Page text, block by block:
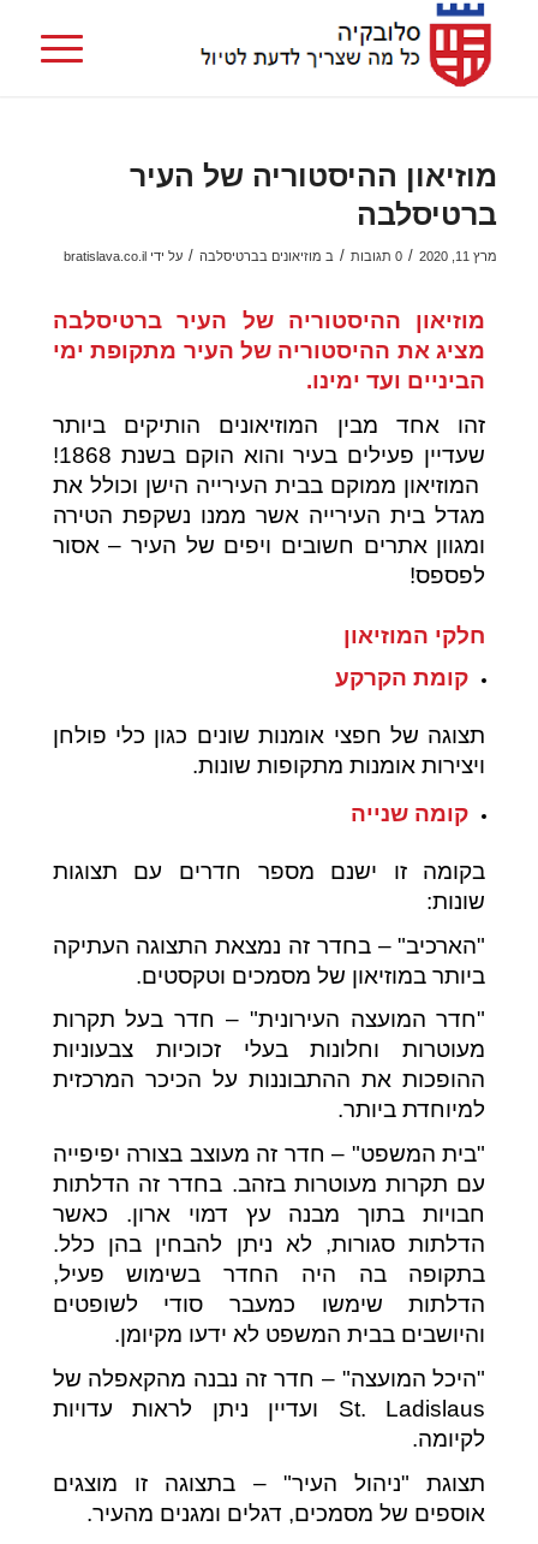
מוזיאון ההיסטוריה של העיר
ברטיסלבה
מרץ 11, 2020 / 0 תגובות / ב מוזיאונים בברטיסלבה / על ידי bratislava.co.il
מוזיאון ההיסטוריה של העיר ברטיסלבה
מציג את ההיסטוריה של העיר מתקופת ימי
הביניים ועד ימינו.
זהו אחד מבין המוזיאונים הותיקים ביותר
שעדיין פעילים בעיר והוא הוקם בשנת 1868!
המוזיאון ממוקם בבית העירייה הישן וכולל את
מגדל בית העירייה אשר ממנו נשקפת הטירה
ומגוון אתרים חשובים ויפים של העיר – אסור
לפספס!
חלקי המוזיאון
קומת הקרקע
תצוגה של חפצי אומנות שונים כגון כלי פולחן
ויצירות אומנות מתקופות שונות.
קומה שנייה
בקומה זו ישנם מספר חדרים עם תצוגות
שונות:
"הארכיב" – בחדר זה נמצאת התצוגה העתיקה
ביותר במוזיאון של מסמכים וטקסטים.
"חדר המועצה העירונית" – חדר בעל תקרות
מעוטרות וחלונות בעלי זכוכיות צבעוניות
ההופכות את ההתבוננות על הכיכר המרכזית
למיוחדת ביותר.
"בית המשפט" – חדר זה מעוצב בצורה יפיפייה
עם תקרות מעוטרות בזהב. בחדר זה הדלתות
חבויות בתוך מבנה עץ דמוי ארון. כאשר
הדלתות סגורות, לא ניתן להבחין בהן כלל.
בתקופה בה היה החדר בשימוש פעיל,
הדלתות שימשו כמעבר סודי לשופטים
והיושבים בבית המשפט לא ידעו מקיומן.
"היכל המועצה" – חדר זה נבנה מהקאפלה של
St. Ladislaus ועדיין ניתן לראות עדויות
לקיומה.
תצוגת "ניהול העיר" – בתצוגה זו מוצגים
אוספים של מסמכים, דגלים ומגנים מהעיר.